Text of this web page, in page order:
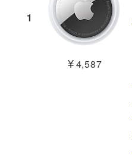
1
￥4,587